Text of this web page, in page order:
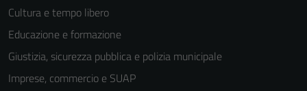
Cultura e tempo libero
Educazione e formazione
Giustizia, sicurezza pubblica e polizia municipale
Imprese, commercio e SUAP